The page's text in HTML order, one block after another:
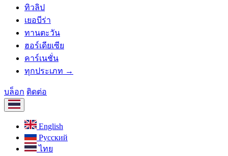
ทิวลิป
เยอบีร่า
ทานตะวัน
ฮอร์เดียเซีย
คาร์เนชั่น
ทุกประเภท →
บล็อก ติดต่อ
English
Русский
ไทย